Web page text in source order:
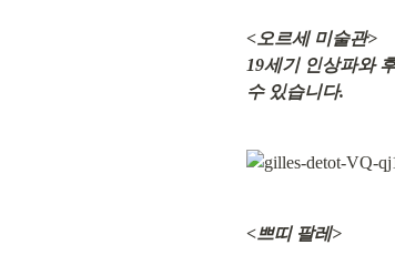
<오르세 미술관>
19세기 인상파와
수 있습니다.
<쁘띠 팔레>